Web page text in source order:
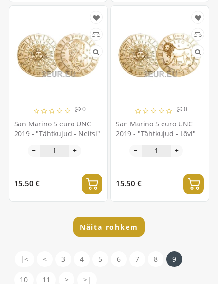
0
San Marino 5 euro UNC
2019 - "Tähtkujud - Neitsi"
15.50 €
0
San Marino 5 euro UNC
2019 - "Tähtkujud - Lõvi"
15.50 €
Näita rohkem
|< < 3 4 5 6 7 8 9
10 11 > >|